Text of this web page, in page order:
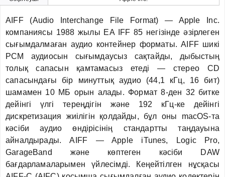
AIFF (Audio Interchange File Format) — Apple Inc.
компаниясы 1988 жылы EA IFF 85 негізінде әзірлеген
сығымдалмаған аудио контейнер форматы. AIFF шикі
PCM аудиосын сығымдаусыз сақтайды, дыбыстың
толық сапасын қамтамасыз етеді — стерео CD
сапасындағы бір минуттық аудио (44,1 кГц, 16 бит)
шамамен 10 МБ орын алады. Формат 8-ден 32 битке
дейінгі үлгі тереңдігін және 192 кГц-ке дейінгі
дискретизация жиілігін қолдайды, бұл оны macOS-та
кәсіби аудио өндірісінің стандартты таңдауына
айналдырады. AIFF — Apple iTunes, Logic Pro,
GarageBand және көптеген кәсіби DAW
бағдарламаларымен үйлесімді. Кеңейтілген нұсқасы